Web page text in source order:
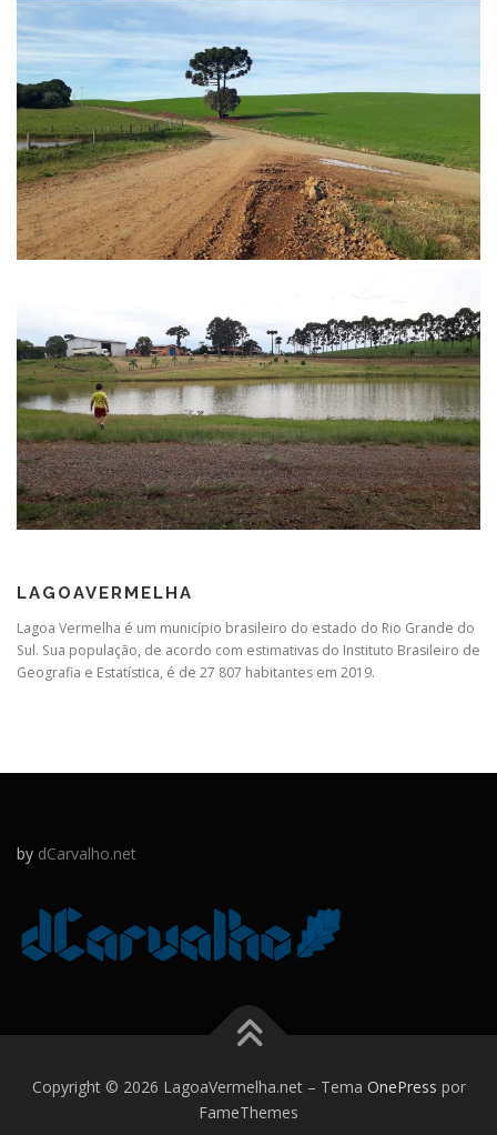
LAGOAVERMELHA
Lagoa Vermelha é um município brasileiro do estado do Rio Grande do
Sul. Sua população, de acordo com estimativas do Instituto Brasileiro de
Geografia e Estatística, é de 27 807 habitantes em 2019.
by dCarvalho.net
Copyright © 2026 LagoaVermelha.net – Tema OnePress por
FameThemes